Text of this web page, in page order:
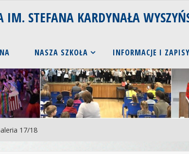
IM. STEFANA KARDYNAŁA
NASZA SZKOŁA INFORMACJE I ZAPISY
17/18